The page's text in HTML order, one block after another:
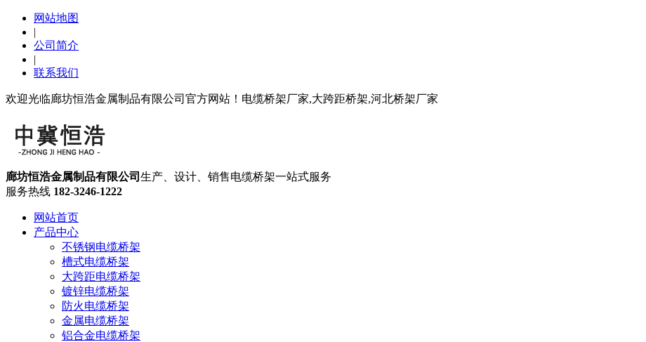
网站地图
|
公司简介
|
联系我们
欢迎光临廊坊恒浩金属制品有限公司官方网站！电缆桥架厂家,大跨距桥架,河北桥架厂家
廊坊恒浩金属制品有限公司 生产、设计、销售电缆桥架一站式服务
服务热线 182-3246-1222
网站首页
产品中心
不锈钢电缆桥架
槽式电缆桥架
大跨距电缆桥架
镀锌电缆桥架
防火电缆桥架
金属电缆桥架
铝合金电缆桥架